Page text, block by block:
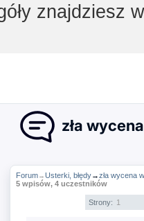
znajdziesz
zła
Forum→Usterki, błędy→zła wycena
5 wpisów, 4 uczestników
Strony: 1